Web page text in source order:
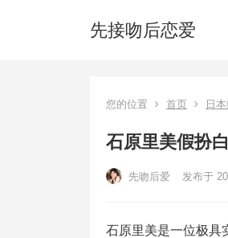
先接吻后恋爱
您的位置 首页 日
石原里美假扮
先吻后爱 发布于
石原里美是一位极具